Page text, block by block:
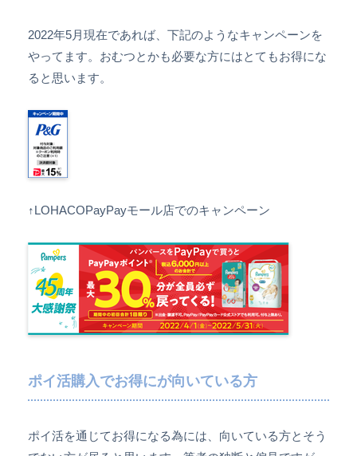
2022年5月現在であれば、下記のようなキャンペーンを
やってます。おむつとかも必要な方にはとてもお得にな
ると思います。
↑LOHACOPayPayモール店でのキャンペーン
ポイ活購入でお得にが向いている方
ポイ活を通じてお得になる為には、向いている方とそう